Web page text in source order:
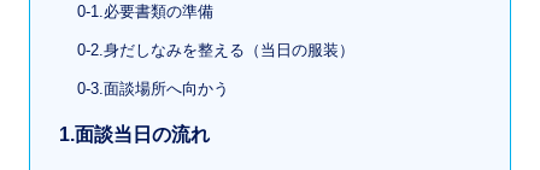
0-1.必要書類の準備
0-2.身だしなみを整える（当日の服装）
0-3.面談場所へ向かう
1.面談当日の流れ